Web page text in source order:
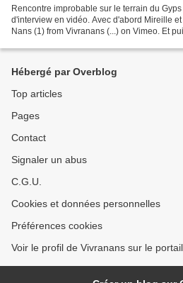
Rencontre improbable sur le terrain du
d'interview en vidéo. Avec d'abord Mireille
Nans (1) from Vivranans (...) on Vimeo. Et
Hébergé par Overblog
Top articles
Pages
Contact
Signaler un abus
C.G.U.
Cookies et données personnelles
Préférences cookies
Voir le profil de Vivranans sur le